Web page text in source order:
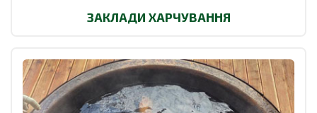
ЗАКЛАДИ ХАРЧУВАННЯ